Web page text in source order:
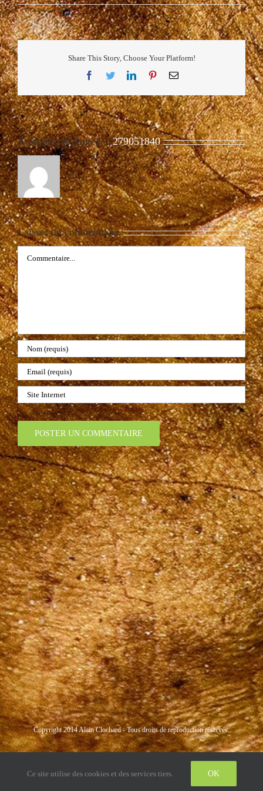
Share This Story, Choose Your Platform!
Facebook
TwitterLinkedInPinterestEmail
À propos de l'auteur :279051840
Laisser un commentaire
Commentaire
Copyright 2014 Alain Clochard - Tous droits de reproduction réservés.
InstagramLinkedInTwitter
Ce site utilise des cookies et des services tiers. OK